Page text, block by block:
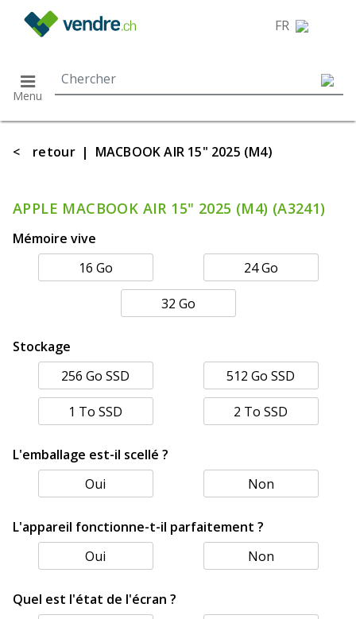
FR
Menu
< retour | MACBOOK AIR 15" 2025 (M4)
APPLE MACBOOK AIR 15" 2025 (M4) (A3241)
Mémoire vive
16 Go
24 Go
32 Go
Stockage
256 Go SSD
512 Go SSD
1 To SSD 2 To SSD
L'emballage est-il scellé ?
Oui
Non
L'appareil fonctionne-t-il parfaitement ?
Oui
Non
Quel est l'état de l'écran ?